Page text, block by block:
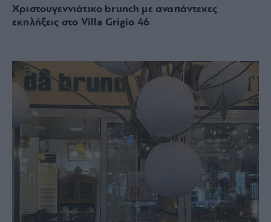
Xριστουγεννιάτικο brunch με αναπάντεχες
εκπλήξεις στο Villa Grigio 46